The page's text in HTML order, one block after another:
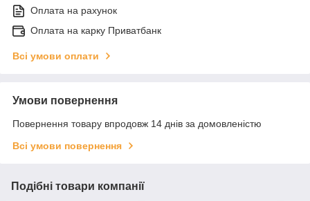
Оплата на рахунок
Оплата на карку Приватбанк
Всі умови оплати
Умови повернення
Повернення товару впродовж 14 днів за домовленістю
Всі умови повернення
Подібні товари компанії